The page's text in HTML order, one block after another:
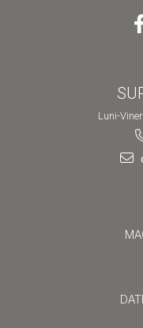
Luni-